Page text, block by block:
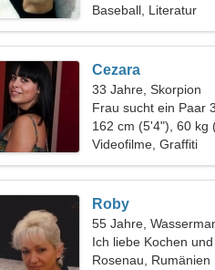
Baseball, Literatur
Cezara
33 Jahre, Skorpion
Frau sucht ein Paar
162 cm (5'4"), 60 kg
Videofilme, Graffiti
Roby
55 Jahre,
Ich liebe Kochen
Rosenau, Rumänien